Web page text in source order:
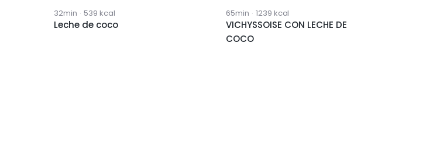
32min · 539 kcal
Leche de coco
65min · 1239 kcal
VICHYSSOISE CON LECHE DE
COCO